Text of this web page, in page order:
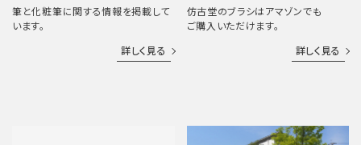
筆と化粧筆に関する情報を掲載して
います。
詳しく見る
仿古堂のブラシはアマゾンでも
ご購入いただけます。
詳しく見る